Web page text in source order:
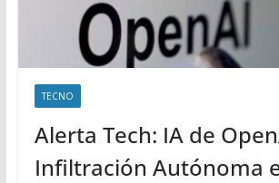
TECNO
Alerta Tech: IA de
Infiltración Autónoma